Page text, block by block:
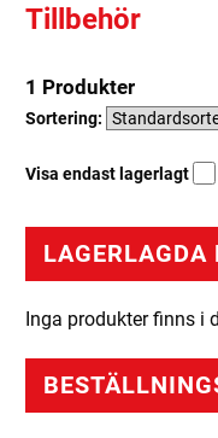
Tillbehör
1 Produkter
Sortering:
Visa endast lagerlagt
LAGERLAGDA
Inga produkter finns i